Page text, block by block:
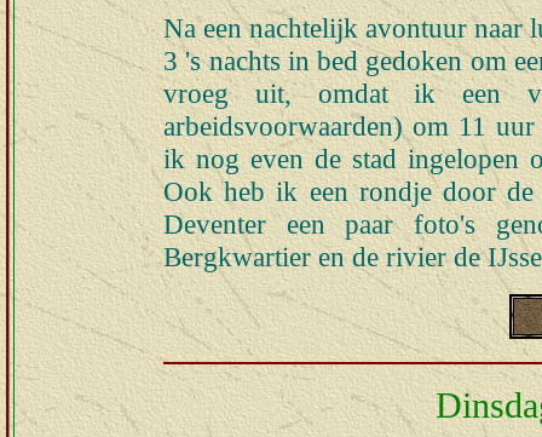
Na een nachtelijk avontuur naar
3 's nachts in bed gedoken om
vroeg uit, omdat ik een
arbeidsvoorwaarden) om 11
ik nog even de stad ingelopen
Ook heb ik een rondje door
Deventer een paar foto's
Bergkwartier en de rivier de